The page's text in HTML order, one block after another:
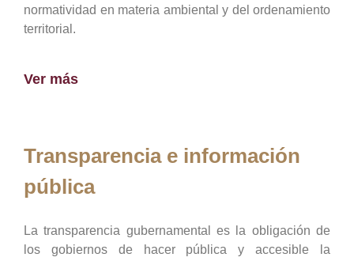
normatividad en materia ambiental y del ordenamiento
territorial.
Ver más
Transparencia e información
pública
La transparencia gubernamental es la obligación de
los gobiernos de hacer pública y accesible la